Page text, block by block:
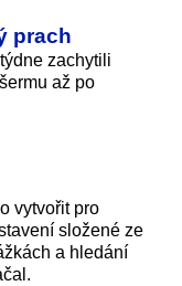
prach
zachytili
až po
vytvořit pro
složené ze
a hledání